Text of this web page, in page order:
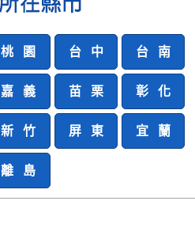
桃 園 台 中 台 南
嘉 義 苗 栗 彰 化
新 竹 屏 東 宜 蘭
離 島